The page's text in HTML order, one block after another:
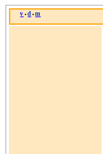
v • d • m